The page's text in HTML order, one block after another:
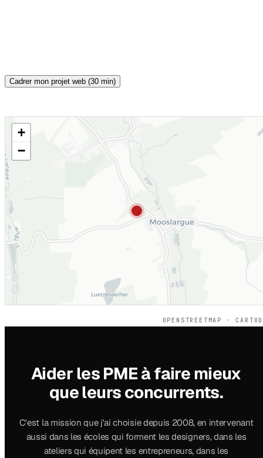
Cadrer mon projet web (30 min)
CARTE INTERACTIVE
+
−
OPENSTREETMAP ·
Aider les PME à faire mieux
que leurs concurrents.
C'est la mission que j'ai choisie depuis 2008, en intervenant
aussi dans les écoles qui forment les designers, dans les
ateliers qui équipent les entrepreneurs, dans les